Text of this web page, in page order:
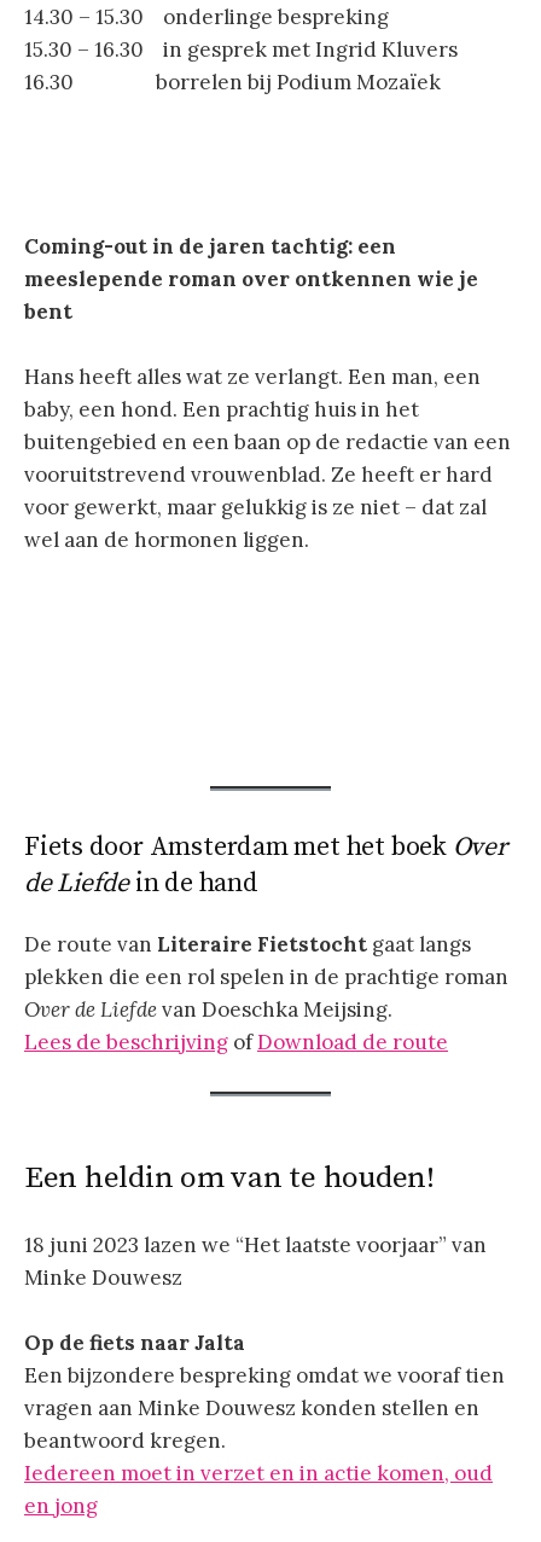
14.30 – 15.30 onderlinge bespreking
15.30 – 16.30 in gesprek met Ingrid Kluvers
16.30 borrelen bij Podium Mozaïek
Coming-out in de jaren tachtig: een
meeslepende roman over ontkennen wie je
bent
Hans heeft alles wat ze verlangt. Een man, een
baby, een hond. Een prachtig huis in het
buitengebied en een baan op de redactie van een
vooruitstrevend vrouwenblad. Ze heeft er hard
voor gewerkt, maar gelukkig is ze niet – dat zal
wel aan de hormonen liggen.
Fiets door Amsterdam met het boek Over
de Liefdein de hand
De route van Literaire Fietstocht gaat langs
plekken die een rol spelen in de prachtige roman
Over de Liefdevan Doeschka Meijsing.
Lees de beschrijving ofDownload de route
Een heldin om van te houden!
18 juni 2023 lazen we “Het laatste voorjaar” van
Minke Douwesz
Op de fiets naar Jalta
Een bijzondere bespreking omdat we vooraf tien
vragen aan Minke Douwesz konden stellen en
beantwoord kregen.
Iedereen moet in verzet en in actie komen, oud
en jong